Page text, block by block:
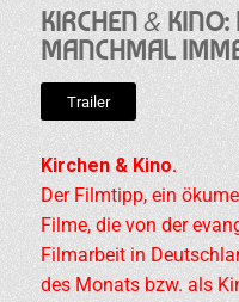
KIRCHEN& KINO:
MANCHMAL
Trailer
Kirchen & Kino.
Der Filmtipp, ein
Filme, die von der
Filmarbeit in
des Monats bzw. als